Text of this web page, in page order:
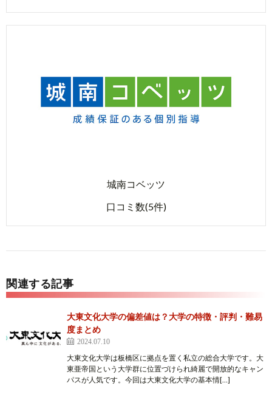
城南コベッツ
口コミ数(5件)
関連する記事
大東文化大学の偏差値は？大学の特徴・評判・難易
度まとめ
2024.07.10
大東文化大学は板橋区に拠点を置く私立の総合大学です。大
東亜帝国という大学群に位置づけられ綺麗で開放的なキャン
パスが人気です。今回は大東文化大学の基本情[…]